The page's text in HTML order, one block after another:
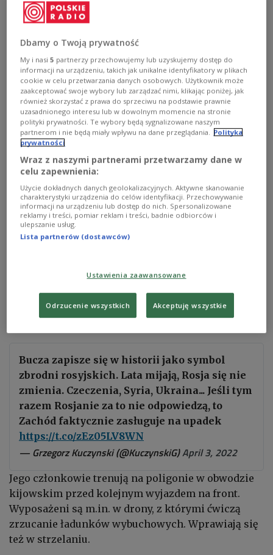
czeczeńskiej, teraz przyszła kolej na mnie. Mam
nadzieję, że na moim pokoleniu ta walka się
zakończy i zdobędziemy niezależność i wolność
zamaskowany 30-latek w mundurze polowym na
poligonie niedaleko Kijowa.
Czeczeni zaangażowali się w wojnę jeszcze w 2014
roku, kiedy na wschodzie Ukrainy Rosjanie
utworzyli dwie separatystyczne tzw. republiki
ludowe, doniecką i ługańską. Według szefa rządu
Czeczenii na uchodźctwie Achmeda Zakajewa dziś
po stronie ukraińskiej jego rodacy mają pięć
batalionów.
„Ta wojna jest dla mnie szansą, by nie przeżyć
wolnego świata. To jest wydarzenie globalne, w
którym giną jednak setki tysięcy ludzi” - ocenia
Bucza zapisze się w historii jako symbol
zbrodni rosyjskich. Lata mijają, Rosja się nie
zmienia. Czeczenia, Syria, Ukraina... Jeśli tym
razem Rosjanie za to nie odpowiedzą, to
Zachód faktycznie zasługuje na upadek
https://t.co/zEz05LV8WN
— Grzegorz Kuczynski (@KuczynskiG)April 3, 2022
Jego członkowie trenują na poligonie w obwodzie
kijowskim przed kolejnym wyjazdem na front.
Wyposażeni są m.in. w drony, z którymi ćwiczą
zrzucanie ładunków wybuchowych. Wprawiają się
też w strzelaniu.
Dbamy o Twoją prywatność
My i nasi5 partnerzy przechowujemy lub uzyskujemy dostęp do
informacji na urządzeniu, takich jak unikalne identyfikatory w plikach
cookie w celu przetwarzania danych osobowych. Użytkownik może
zaakceptować swoje wybory lub zarządzać nimi, klikając poniżej, jak
również skorzystać z prawa do sprzeciwu na podstawie prawnie
uzasadnionego interesu lub w dowolnym momencie na stronie
polityki prywatności. Te wybory będą sygnalizowane naszym
partnerom i nie będą miały wpływu na dane przeglądania.
Polityka
prywatności
Wraz z naszymi partnerami przetwarzamy dane w
celu zapewnienia:
Użycie dokładnych danych geolokalizacyjnych. Aktywne skanowanie
charakterystyki urządzenia do celów identyfikacji. Przechowywanie
informacji na urządzeniu lub dostęp do nich. Spersonalizowane
reklamy i treści, pomiar reklam i treści, badnie odbiorców i
ulepszanie usług.
Lista partnerów (dostawców)
Ustawienia zaawansowane
Odrzucenie wszystkich Akceptuję wszystkie